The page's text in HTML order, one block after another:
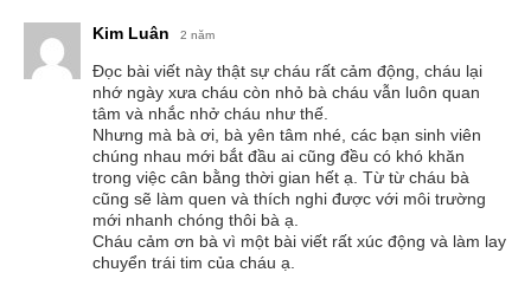
Kim Luân 2 năm
Đọc bài viết này thật sự cháu rất cảm động, cháu lại
nhớ ngày xưa cháu còn nhỏ bà cháu vẫn luôn quan
tâm và nhắc nhở cháu như thế.
Nhưng mà bà ơi, bà yên tâm nhé, các bạn sinh viên
chúng nhau mới bắt đầu ai cũng đều có khó khăn
trong việc cân bằng thời gian hết ạ. Từ từ cháu bà
cũng sẽ làm quen và thích nghi được với môi trường
mới nhanh chóng thôi bà ạ.
Cháu cảm ơn bà vì một bài viết rất xúc động và làm lay
chuyển trái tim của cháu ạ.